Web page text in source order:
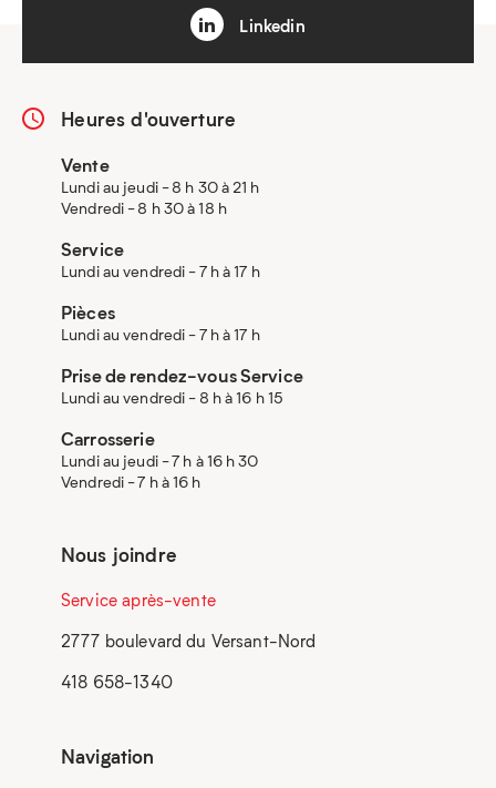
Linkedin
Heures d'ouverture
Vente
Lundi au jeudi - 8 h 30 à 21 h
Vendredi - 8 h 30 à 18 h
Service
Lundi au vendredi - 7 h à 17 h
Pièces
Lundi au vendredi - 7 h à 17 h
Prise de rendez-vous Service
Lundi au vendredi - 8 h à 16 h 15
Carrosserie
Lundi au jeudi - 7 h à 16 h 30
Vendredi - 7 h à 16 h
Nous joindre
Service après-vente
2777 boulevard du Versant-Nord
418 658-1340
Navigation